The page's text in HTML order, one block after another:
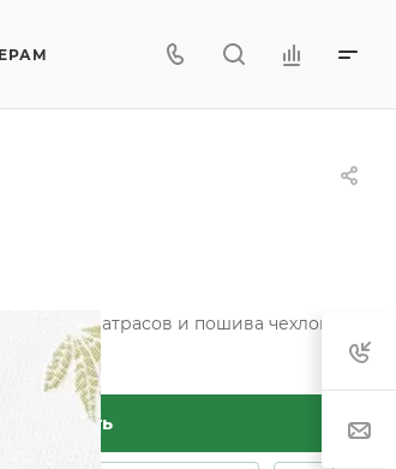
матрасов и пошива чехлов.
Заказать